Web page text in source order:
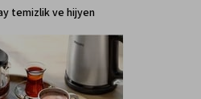
temizlik ve hijyen